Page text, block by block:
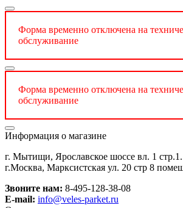
Форма временно отключена на
обслуживание
Форма временно отключена на
обслуживание
Информация о магазине
г. Мытищи, Ярославское шоссе вл. 1 стр.1.
г.Москва, Марксистская ул. 20 стр 8
Звоните нам: 8-495-128-38-08
E-mail: info@veles-parket.ru